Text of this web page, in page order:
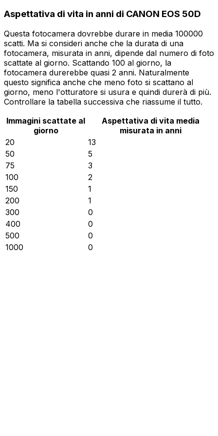
Aspettativa di vita in anni di CANON EOS 50D
Questa fotocamera dovrebbe durare in media 100000
scatti. Ma si consideri anche che la durata di una
fotocamera, misurata in anni, dipende dal numero di foto
scattate al giorno. Scattando 100 al giorno, la
fotocamera durerebbe quasi 2 anni. Naturalmente
questo significa anche che meno foto si scattano al
giorno, meno l'otturatore si usura e quindi durerà di più.
Controllare la tabella successiva che riassume il tutto.
Immagini scattate al
giorno
Aspettativa di vita media
misurata in anni
20
13
50
5
75
3
100
2
150
1
200
1
300
0
400
0
500
0
1000
0